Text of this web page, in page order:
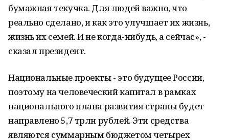
бумажная текучка. Для людей важно, что
реально сделано, и как это улучшает их жизнь,
жизнь их семей. И не когда-нибудь, а сейчас», -
сказал президент.
Национальные проекты - это будущее России,
поэтому на человеческий капитал в рамках
национального плана развития страны будет
направлено 5,7 трлн рублей. Эти средства
являются суммарным бюджетом четырех